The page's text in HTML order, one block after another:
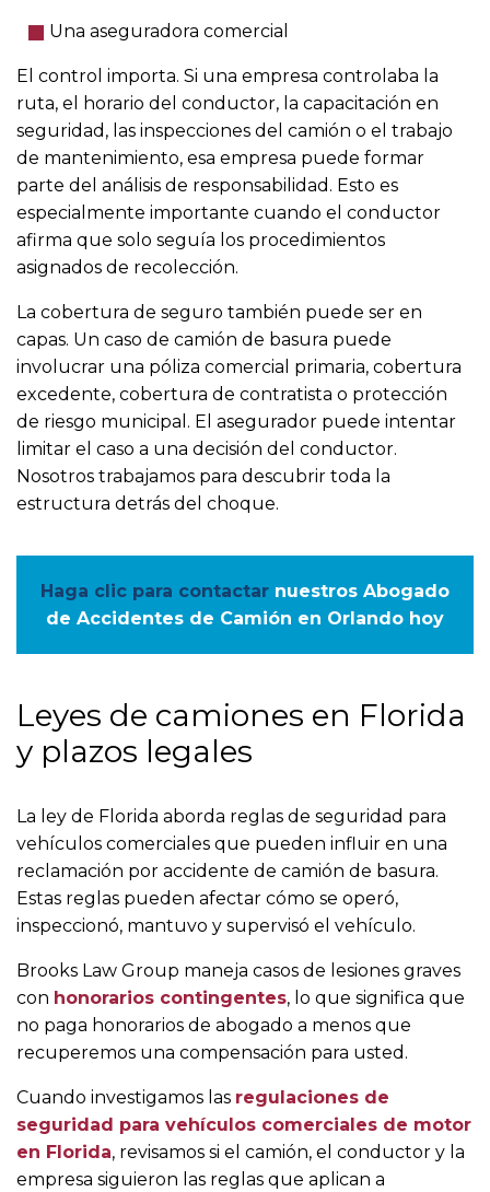
Una aseguradora comercial
El control importa. Si una empresa controlaba la
ruta, el horario del conductor, la capacitación en
seguridad, las inspecciones del camión o el trabajo
de mantenimiento, esa empresa puede formar
parte del análisis de responsabilidad. Esto es
especialmente importante cuando el conductor
afirma que solo seguía los procedimientos
asignados de recolección.
La cobertura de seguro también puede ser en
capas. Un caso de camión de basura puede
involucrar una póliza comercial primaria, cobertura
excedente, cobertura de contratista o protección
de riesgo municipal. El asegurador puede intentar
limitar el caso a una decisión del conductor.
Nosotros trabajamos para descubrir toda la
estructura detrás del choque.
Haga clic para contactar nuestros Abogado
de Accidentes de Camión en Orlando hoy
Leyes de camiones en Florida
y plazos legales
La ley de Florida aborda reglas de seguridad para
vehículos comerciales que pueden influir en una
reclamación por accidente de camión de basura.
Estas reglas pueden afectar cómo se operó,
inspeccionó, mantuvo y supervisó el vehículo.
Brooks Law Group maneja casos de lesiones graves
con honorarios contingentes, lo que significa que
no paga honorarios de abogado a menos que
recuperemos una compensación para usted.
Cuando investigamos las regulaciones de
seguridad para vehículos comerciales de motor
en Florida, revisamos si el camión, el conductor y la
empresa siguieron las reglas que aplican a